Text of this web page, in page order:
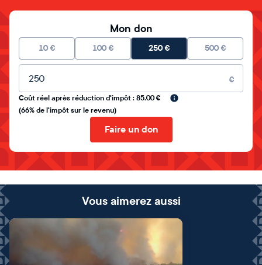
Mon don
10 € 100 € 250€ 500 €
Montant libre
€
Coût réel après réduction d'impôt : 85.00 €
(66% de l'impôt sur le revenu)
Faire un don
Vous aimerez aussi